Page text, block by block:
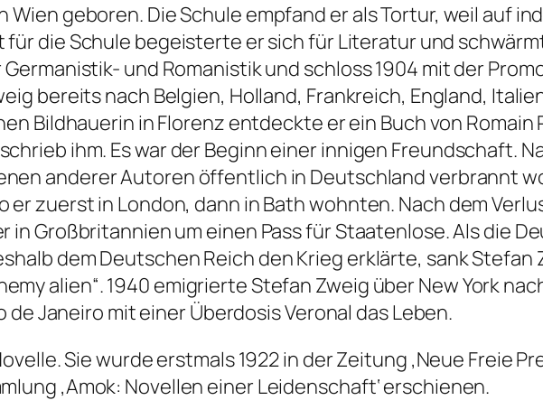
Wien geboren. Die Schule empfand er als Tortur, weil auf
die Schule begeisterte er sich für Literatur und
und Romanistik und schloss 1904 mit der
bereits nach Belgien, Holland, Frankreich, England,
Bildhauerin in Florenz entdeckte er ein Buch von
ihm. Es war der Beginn einer innigen Freundschaft.
anderer Autoren öffentlich in Deutschland verbrannt
er zuerst in London, dann in Bath wohnten. Nach dem
Großbritannien um einen Pass für Staatenlose. Als die
dem Deutschen Reich den Krieg erklärte, sank
alien“. 1940 emigrierte Stefan Zweig über New York
de Janeiro mit einer Überdosis Veronal das Leben.
Sie wurde erstmals 1922 in der Zeitung ‚Neue Freie
‚Amok: Novellen einer Leidenschaft‘ erschienen.